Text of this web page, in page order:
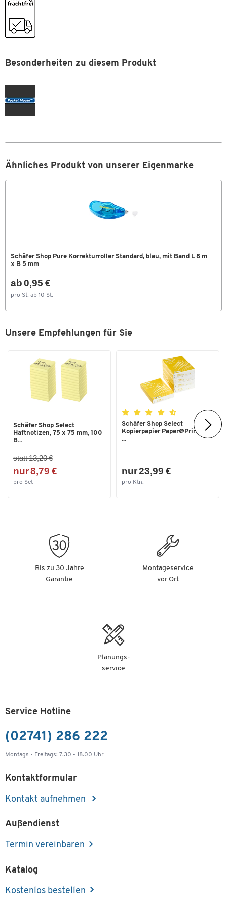
Besonderheiten zu diesem Produkt
Ähnliches Produkt von unserer Eigenmarke
Schäfer Shop Pure Korrekturroller Standard, blau, mit Band L 8 m
x B 5 mm
ab 0,95 €
pro St. ab 10 St.
Unsere Empfehlungen für Sie
Schäfer Shop Select
Haftnotizen, 75 x 75 mm, 100
B...
statt 13,20 €
nur 8,79 €
pro Set
Schäfer Shop Select
Kopierpapier Paper@Print, DIN
...
nur 23,99 €
pro Ktn.
Bis zu 30 Jahre
Garantie
Montageservice
vor Ort
Planungs-
service
Service Hotline
(02741) 286 222
Montags - Freitags: 7.30 - 18.00 Uhr
Kontaktformular
Kontakt aufnehmen
Außendienst
Termin vereinbaren
Katalog
Kostenlos bestellen